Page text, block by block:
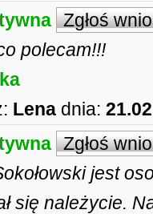
Zgłoś
polecam!!!
Lena dnia:
Zgłoś
jest
się należycie.